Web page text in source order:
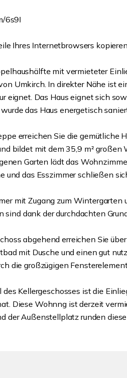
6s9I
Ihres Internetbrowsers
mit vermieteter
Umkirch. In direkter Nähe ist
eignet. Das Haus eignet sich
das Haus energetisch
erreichen Sie die gemütliche
bildet mit dem 35,9 m²
Garten lädt das
und das Esszimmer schließen
mit Zugang zum
dank der durchdachten
abgehend erreichen Sie
mit Dusche und einen gut
die großzügigen
Kellergeschosses ist die
Diese Wohnng ist derzeit
der Außenstellplatz runden